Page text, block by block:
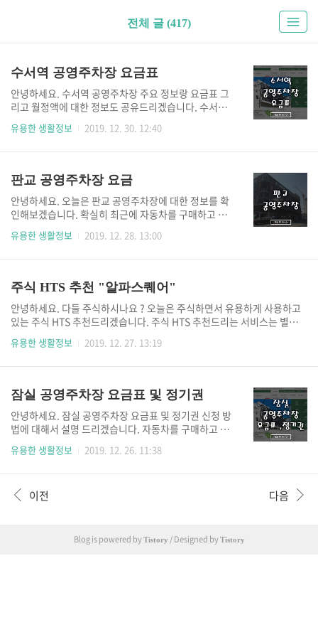
전체 글 (417)
수서역 공영주차장 요금표
안녕하세요. 수서역 공영주차장 주요 정보랑 요금표 그
리고 월정액에 대한 정보도 공유드리겠습니다. 수서역
공영주차장도 서울시에서 주관하는 주요 시설물 중 하
나 이기 때문에 주차비가 확실히 저렴한 편이죠. 차를
있으닌까 정보 습득하고 저렴하게 공영주차장에서 주
차해서 요금 절약하세요! 수서역 공영주차장 요금표Q.
수서역 공영주차장도 서울시에서 관리하나요?네! 맞습
니다. 수서역 공영주차장도 서울시설공단에서 관리하
고 주관하는 곳 중 하나입니다. 그래서 서울시설공단 홈
페이지에 접속해서 공영주차장 각종 정보를 확인할 수
유용한 생활정보 2019. 12. 30. 12:40
판교 공영주차장 요금
안녕하세요. 오늘은 판교 공영주차장에 대한 정보를 확
인해보겠습니다. 확실히 최근에 자동차를 구매하고 공
영주차장을 검색하고 활용하는 빈도가 높아졌습니다.
이유는 일반적인 주차장 요금보다 공영주차장 요금이
습관이 생겼습니다. 판교 공영주차장 요금판교 공영주
차장 요금 부터 이용방법까지 확인해보겠습니다. 일단
판교역 공영추자장이 그래도 다른곳에 비해서 여러개
가 있습니다. 아무래도 판교역 환승 공영주차장을 많이
활용해서 그렇지 않을까 생각됩니다. 판교 공영주차장
주소는 경기 성남시 분당구 백현동 539판교 공영주차
유용한 생활정보 2019. 12. 28. 13:00
주식 HTS 추천 "알파스퀘어"
안녕하세요. 다들 주식하시나요 ? 오늘은 주식하면서 유용하게 사용하고
있는 주식 HTS 추천드리겠습니다. 주식 HTS 추천드리는 서비스는 별도의
설치가 필요 없는 HTS 입니다. 물론 매수, 매도가 연동되는 서비스는 아닙
니다. 주식 HTS 추천 "알파스퀘어"에 대해서 소개해드리고 주요 기능에
사이트에 첫번째로 노출이 됩니다. 주식 투자 플랫폼으로 확인 되네요.주
식 HTS 추천드리는 이유는 PC 상에서 무거운 HTS 사용보다는 가볍하게
사용하기 위한 주식 HTS 추천 서비스를 소개하기 위한 목적인 제일 큽니
다. 왜냐하면 다들알고 계신 주식 HTS "영웅문"에 정..
유용한 생활정보 2019. 12. 27. 13:19
잠실 공영주차장 요금표 및 정기권
안녕하세요. 잠실 공영주차장 요금표 및 정기권 신청 방
법에 대해서 설명 드리겠습니다. 자동차를 구매하고 다
양한 고민이 있지만 주차비 문제가 제일 걱정입니다. 그
걸 해결 할 수 있는 방법이 공영주차장을 이용하는 방법
겠습니다. 잠실 공영주차장 요금표 및 정기권 Q. 공영주
지만, 내가 방문을 못하는 경우는 특정 사이트에서 검색
유용한 생활정보 2019. 12. 26. 11:38
이전 다음
Blog is powered byTistory / Designed byTistory